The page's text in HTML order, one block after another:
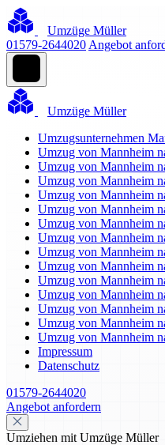
Umzüge Müller
01579-2644020 Angebot
Umzüge Müller
Umzugsunternehmen
Umzug von Mannheim
Umzug von Mannheim
Umzug von Mannheim
Umzug von Mannheim
Umzug von Mannheim
Umzug von Mannheim
Umzug von Mannheim
Umzug von Mannheim
Umzug von Mannheim
Umzug von Mannheim
Umzug von Mannheim
Umzug von Mannheim
Umzug von Mannheim
Umzug von Mannheim
Impressum
Datenschutz
01579-2644020
Angebot anfordern
Umziehen mit Umzüge Müller